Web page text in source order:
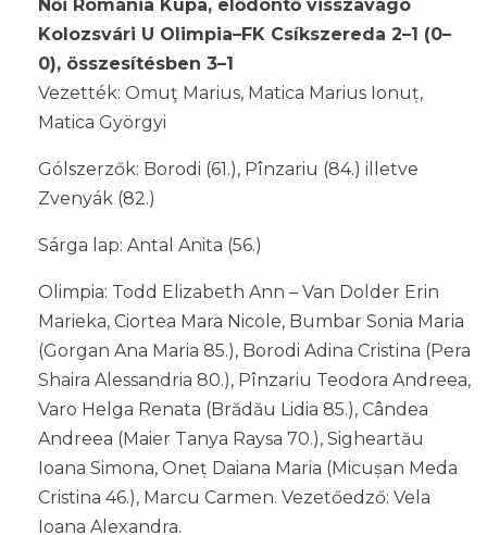
Női Románia Kupa, elődöntő visszavágó
Kolozsvári U Olimpia–FK Csíkszereda 2–1 (0–
0), összesítésben 3–1
Vezették: Omuţ Marius, Matica Marius Ionuț,
Matica Györgyi
Gólszerzők: Borodi (61.), Pînzariu (84.) illetve
Zvenyák (82.)
Sárga lap: Antal Anita (56.)
Olimpia: Todd Elizabeth Ann – Van Dolder Erin
Marieka, Ciortea Mara Nicole, Bumbar Sonia Maria
(Gorgan Ana Maria 85.), Borodi Adina Cristina (Pera
Shaira Alessandria 80.), Pînzariu Teodora Andreea,
Varo Helga Renata (Brădău Lidia 85.), Cândea
Andreea (Maier Tanya Raysa 70.), Sigheartău
Ioana Simona, Oneț Daiana Maria (Micușan Meda
Cristina 46.), Marcu Carmen. Vezetőedző: Vela
Ioana Alexandra.